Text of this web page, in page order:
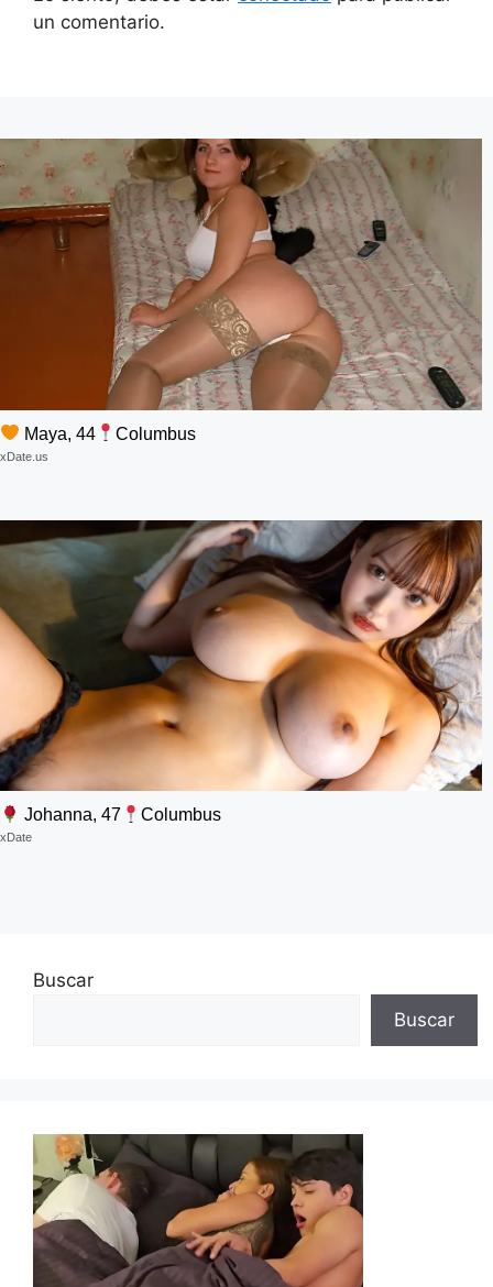
un comentario.
Maya, 44 Columbus
xDate.us
Johanna, 47 Columbus
xDate
Buscar
Buscar